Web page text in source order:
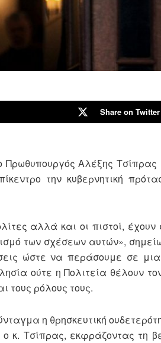
Share on Twitter
Αλέξης
την κυβερνητική
αλλά και οι πιστοί,
των σχέσεων αυτών»,
ώστε να περάσουμε σε
ούτε η Πολιτεία θέλουν
τους ρόλους τους.
η θρησκευτική
κ. Τσίπρας, εκφράζοντας τη